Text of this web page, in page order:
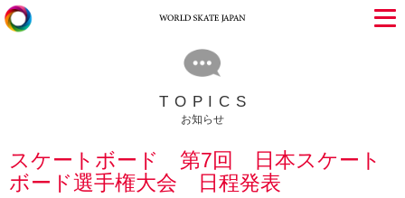
TOPICS
お知らせ
スケートボード 第7回 日本スケート
ボード選手権大会 日程発表